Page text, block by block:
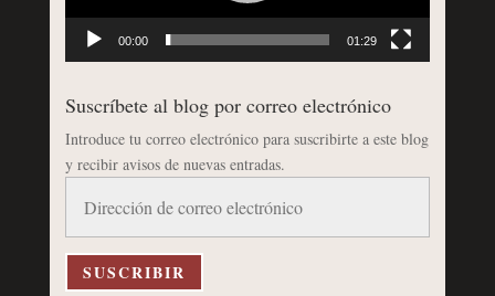
00:00 01:29
Suscríbete al blog por correo electrónico
Introduce tu correo electrónico para suscribirte a este blog
y recibir avisos de nuevas entradas.
correo
electrónico
SUSCRIBIR